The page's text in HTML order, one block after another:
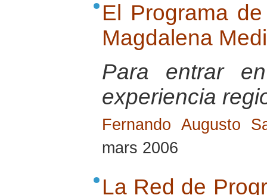
El Programa
Magdalena
Para entrar
experiencia
Fernando Augusto
mars 2006
La Red de